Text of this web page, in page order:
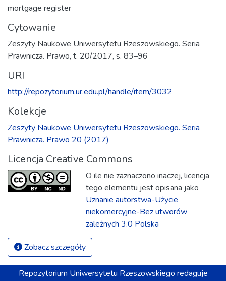
mortgage register
Cytowanie
Zeszyty Naukowe Uniwersytetu Rzeszowskiego. Seria
Prawnicza. Prawo, t. 20/2017, s. 83–96
URI
http://repozytorium.ur.edu.pl/handle/item/3032
Kolekcje
Zeszyty Naukowe Uniwersytetu Rzeszowskiego. Seria
Prawnicza. Prawo 20 (2017)
Licencja Creative Commons
O ile nie zaznaczono inaczej, licencja
tego elementu jest opisana jako
Uznanie autorstwa-Użycie
niekomercyjne-Bez utworów
zależnych 3.0 Polska
Zobacz szczegóły
Repozytorium Uniwersytetu Rzeszowskiego redaguje